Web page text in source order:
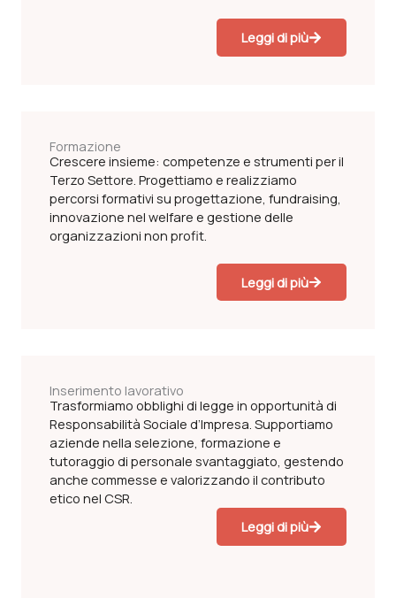
Leggi di più
Formazione
Crescere insieme: competenze e strumenti per il
Terzo Settore. Progettiamo e realizziamo
percorsi formativi su progettazione, fundraising,
innovazione nel welfare e gestione delle
organizzazioni non profit.
Leggi di più
Inserimento lavorativo
Trasformiamo obblighi di legge in opportunità di
Responsabilità Sociale d’Impresa. Supportiamo
aziende nella selezione, formazione e
tutoraggio di personale svantaggiato, gestendo
anche commesse e valorizzando il contributo
etico nel CSR.
Leggi di più